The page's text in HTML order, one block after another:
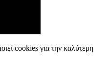
cookies για την καλύτερη